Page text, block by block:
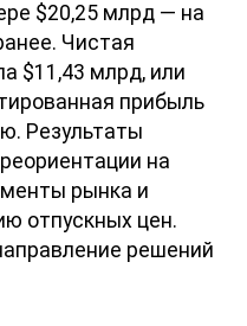
$20,25 млрд — на
Чистая
$11,43 млрд, или
прибыль
Результаты
на
рынка и
отпускных цен.
решений